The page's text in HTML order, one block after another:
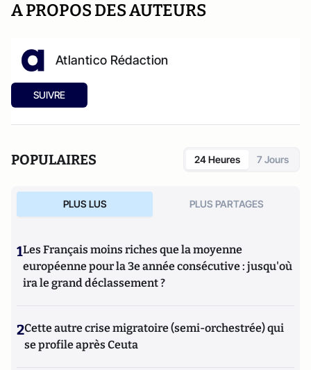
A PROPOS DES AUTEURS
Atlantico Rédaction
SUIVRE
POPULAIRES 24 Heures 7 Jours
PLUS LUS PLUS PARTAGES
1Les Français moins riches que la moyenne
européenne pour la 3e année consécutive : jusqu'où
ira le grand déclassement ?
2Cette autre crise migratoire (semi-orchestrée) qui
se profile après Ceuta